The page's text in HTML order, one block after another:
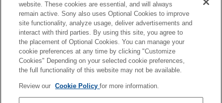
防じん・防滴カバーを取りはずす/取り付ける
電源を入れる
電池の交換について（TESTボタンの点滅）
影）
website. These cookies are essential, and will always
remain active. Sony also uses Optional Cookies to improve
site functionality, analyze usage, deliver advertisements and
interact with third parties. By using this site, you agree to
the placement of Optional Cookies. You can manage your
cookie preferences at any time by clicking "Customize
Cookies" Depending on your selected cookie preferences,
the full functionality of this website may not be available.
Review our Cookie Policyfor more information.